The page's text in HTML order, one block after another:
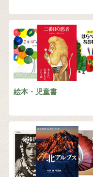
絵本・児童書